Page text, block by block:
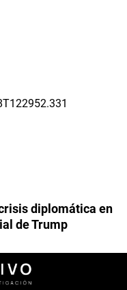
diplomática en
de Trump